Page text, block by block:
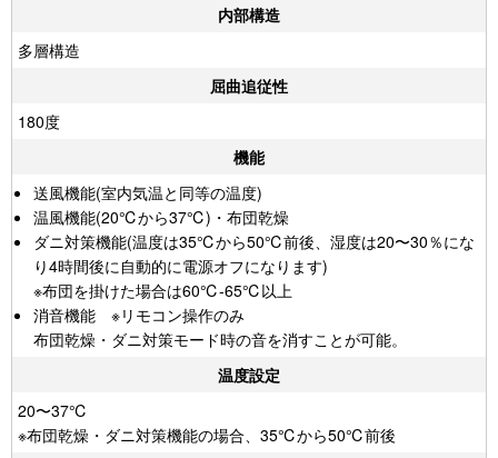
内部構造
多層構造
屈曲追従性
180度
機能
送風機能(室内気温と同等の温度)
温風機能(20℃から37℃)・布団乾燥
ダニ対策機能(温度は35℃から50℃前後、湿度は20〜30％にな
り4時間後に自動的に電源オフになります)
※布団を掛けた場合は60℃-65℃以上
消音機能 ※リモコン操作のみ
布団乾燥・ダニ対策モード時の音を消すことが可能。
温度設定
20〜37℃
※布団乾燥・ダニ対策機能の場合、35℃から50℃前後